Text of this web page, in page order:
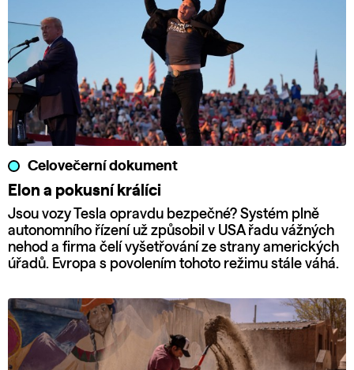
Celovečerní dokument
Elon a pokusní králíci
Jsou vozy Tesla opravdu bezpečné? Systém plně
autonomního řízení už způsobil v USA řadu vážných
nehod a firma čelí vyšetřování ze strany amerických
úřadů. Evropa s povolením tohoto režimu stále váhá.